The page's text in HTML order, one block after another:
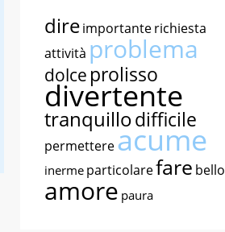
direimportanterichiesta
attività problema
dolce prolisso
divertente
tranquillodifficile
permettereacume
inerme particolarefare bello
amore paura